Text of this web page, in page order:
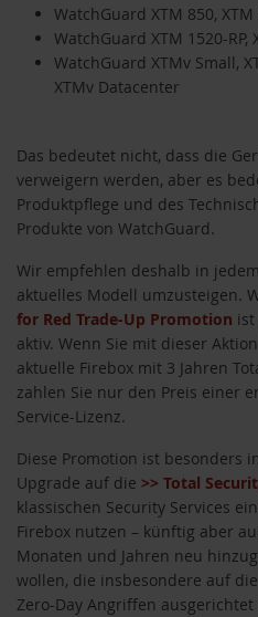
WatchGuard XTM 850,
WatchGuard XTM 1520-RP,
WatchGuard XTMv Small,
XTMv Datacenter
Das bedeutet nicht, dass die
verweigern werden, aber es
Produktpflege und des
Produkte von WatchGuard.
Wir empfehlen deshalb in
aktuelles Modell umzusteigen.
for Red Trade-Up Promotion
aktiv. Wenn Sie mit dieser Aktion
aktuelle Firebox mit 3 Jahren
zahlen Sie nur den Preis einer
Service-Lizenz.
Diese Promotion ist besonders
Upgrade auf die >> Total
klassischen Security Services
Firebox nutzen – künftig aber
Monaten und Jahren neu
wollen, die insbesondere auf
Zero-Day Angriffen